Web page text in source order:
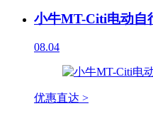
小牛MT-Citi电动自
08.04
优惠直达 >